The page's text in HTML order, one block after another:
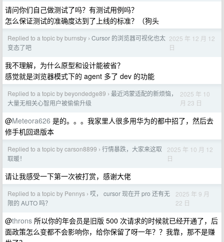
请问你们自己做测试了吗？有测试用例吗？
怎么保证测试的准确度达到了上线的标准？（狗头
Replied to a topic by burnsby › Cursor 的浏览器可视化也太
变态了吧
2025 年 12 月 12
日
我不理解，为什么原型和设计能被省？
感觉就是浏览器模式下的 agent 多了 dev 的功能
Replied to a topic by beyondedge89 › 最近鸿蒙适配的新烦恼，
大量无相关心智用户被偷偷升级
2025 年 10
月 23 日
@Meteora626 是的。。。我家里人很多用华为的都中招了，然后去
修手机回退版本
Replied to a topic by carson8899 › 行情暴跌，大家来这取
取暖！
2025 年 10 月 12
日
请让我感受一下第一次被打赏，感谢大佬
Replied to a topic by Pennys › 哎， cursor 现在开 pro 还有无
限的 AUTO 吗？
2025 年 9 月
22 日
@throns 所以你的年会员是旧版 500 次请求的时候就已经开通了，后
面政策怎么变都不会影响你，给你保留了呀一年？？我靠，那不是赚